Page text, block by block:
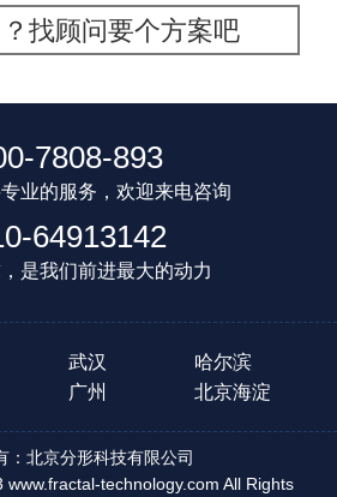
找顾问要个方案吧
7808-893
业的服务，欢迎来电咨询
64913142
是我们前进最大的动力
武汉
哈尔滨
广州 北京海淀
：北京分形科技有限公司
technology.com All Rights